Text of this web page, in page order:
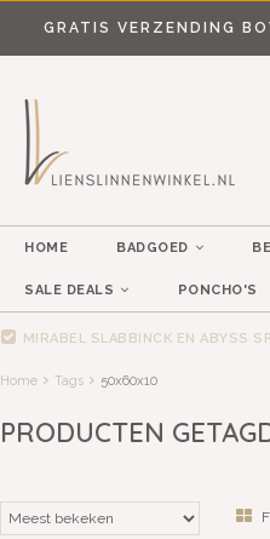
GRATIS VERZENDING
HOME BADGOED
SALE DEALS PONCHO'S
MIRABEL SLABBINCK EN ABYSS
Home Tags 50x60x10
PRODUCTEN